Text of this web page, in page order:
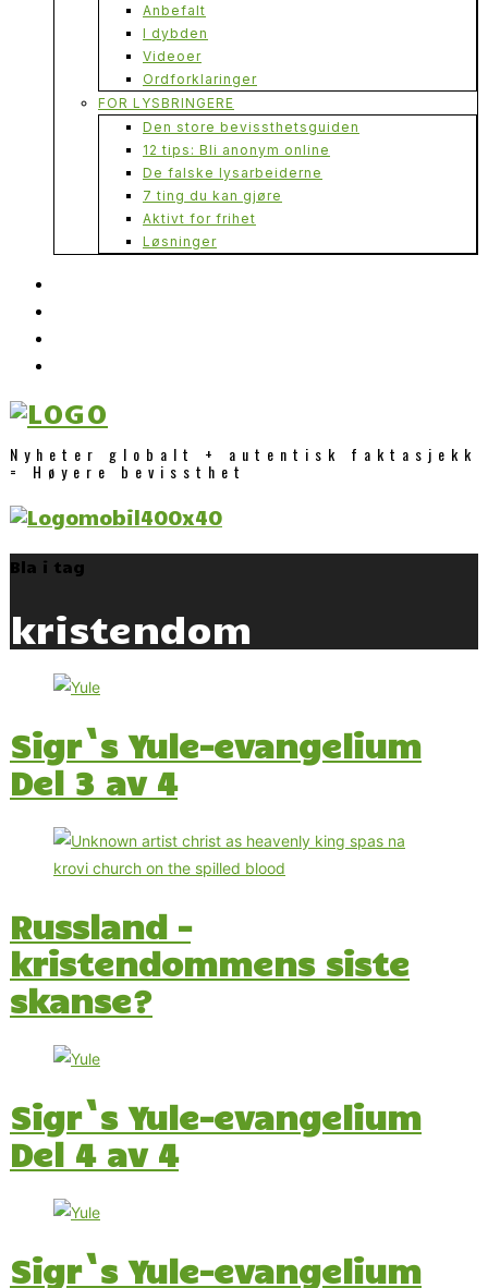
Anbefalt
I dybden
Videoer
Ordforklaringer
FOR LYSBRINGERE
Den store bevissthetsguiden
12 tips: Bli anonym online
De falske lysarbeiderne
7 ting du kan gjøre
Aktivt for frihet
Løsninger
Nyheter globalt + autentisk faktasjekk
= Høyere bevissthet
Bla i tag
kristendom
Sigr`s Yule-evangelium
Del 3 av 4
Russland –
kristendommens siste
skanse?
Sigr`s Yule-evangelium
Del 4 av 4
Sigr`s Yule-evangelium